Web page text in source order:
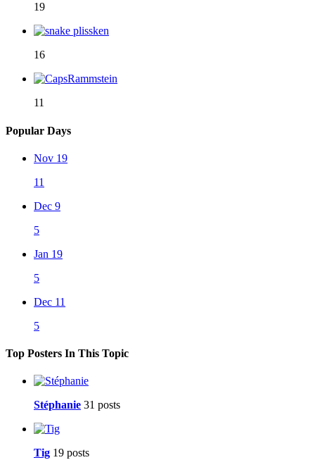
19
16
11
Popular Days
Nov 19
11
Dec 9
5
Jan 19
5
Dec 11
5
Top Posters In This Topic
Stéphanie 31 posts
Tig 19 posts